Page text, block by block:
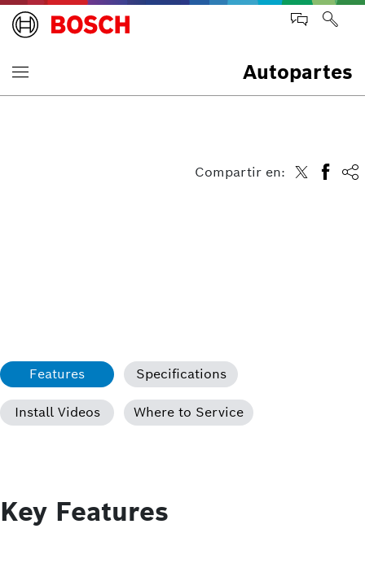
Autopartes
Compartir en:
Features Specifications
Install Videos Where to Service
Key Features